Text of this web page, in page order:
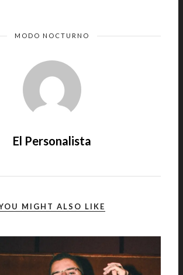
MODO NOCTURNO
El Personalista
MIGHT ALSO LIKE